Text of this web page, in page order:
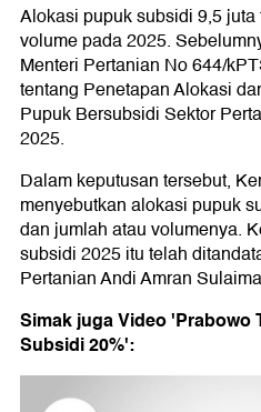
Alokasi pupuk subsidi 9,5
volume pada 2025.
Menteri Pertanian No 644/
tentang Penetapan Alokasi
Pupuk Bersubsidi Sektor
2025.
Dalam keputusan tersebut,
menyebutkan alokasi pupuk
dan jumlah atau volumenya.
subsidi 2025 itu telah
Pertanian Andi Amran
Simak juga Video 'Prabowo
Subsidi 20%':